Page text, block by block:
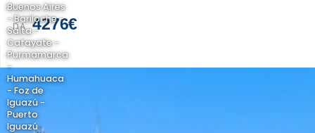
DA 4276€
Buenos Aires
- Bariloche -
Salta -
Cafayate -
Purmamarca
-
Humahuaca
- Foz de
Iguazú -
Puerto
Iguazú